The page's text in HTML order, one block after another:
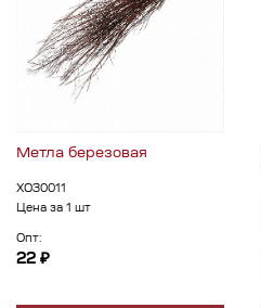
Метла березовая
ХОЗ0011
Цена за 1 шт
Опт:
22 ₽